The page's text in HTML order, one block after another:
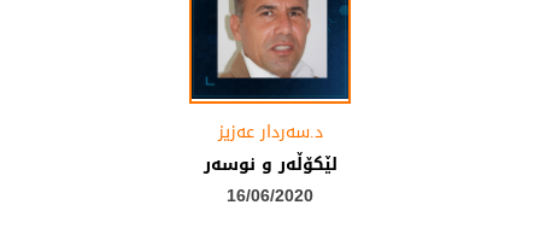
د.سه‌ردار عه‌زیز
لێكۆڵه‌ر و نوسه‌ر
16/06/2020